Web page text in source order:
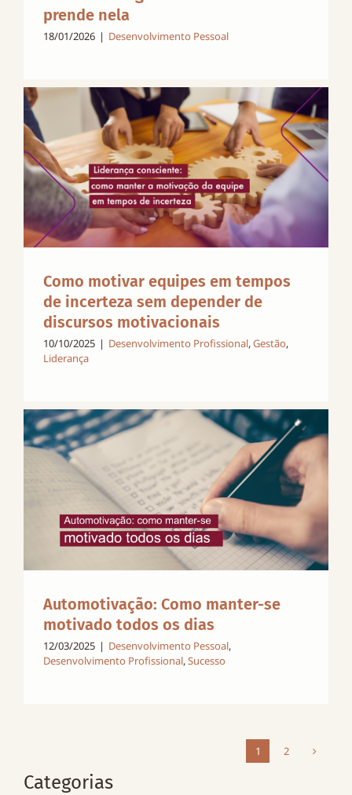
prende nela
18/01/2026 | Desenvolvimento Pessoal
Como motivar equipes em tempos
de incerteza sem depender de
discursos motivacionais
10/10/2025 | Desenvolvimento Profissional,Gestão,
Liderança
Automotivação: Como manter-se
motivado todos os dias
12/03/2025 | Desenvolvimento Pessoal,
Desenvolvimento Profissional,Sucesso
1 2
Categorias